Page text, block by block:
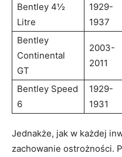
Bentley 4½⁣
Litre
1929-
1937
Bentley
Continental
GT
2003-
2011
Bentley Speed
6
1929-
1931
Jednakże, jak w każdej
zachowanie ostrożności.